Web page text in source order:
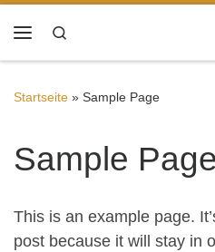
Zum Inhalt springen
Startseite » Sample Page
Sample Page
This is an example page.
post because it will stay in